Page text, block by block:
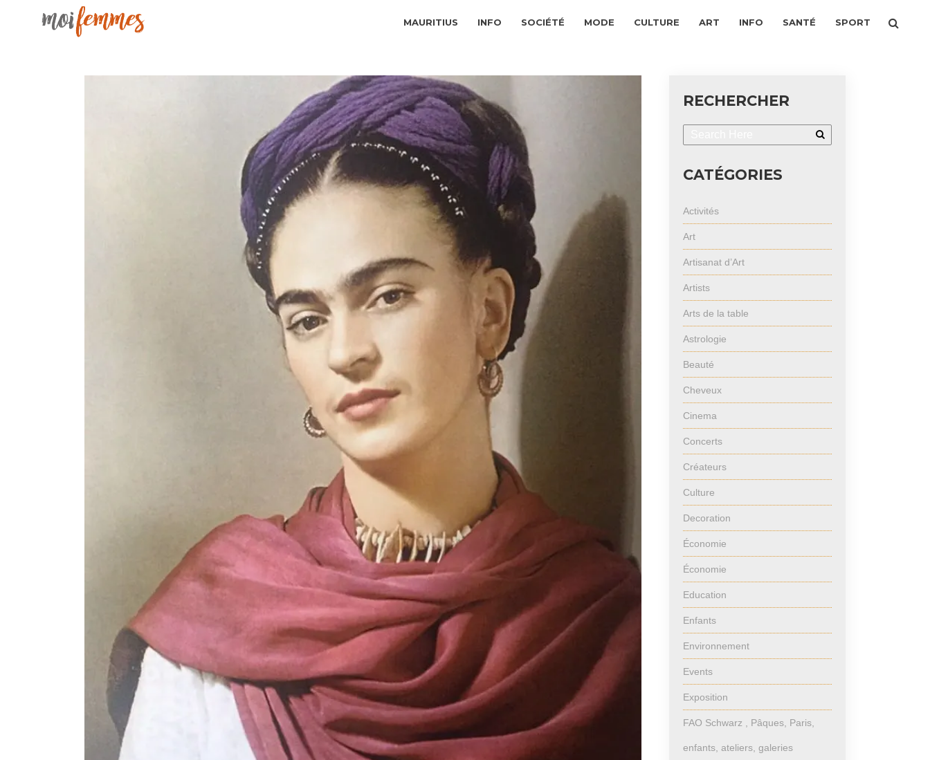
MAURITIUS INFO SOCIÉTÉ MODE CULTURE ART INFO SANTÉ SPORT
RECHERCHER
CATÉGORIES
Activités
Art
Artisanat d’Art
Artists
Arts de la table
Astrologie
Beauté
Cheveux
Cinema
Concerts
Créateurs
Culture
Decoration
Économie
Économie
Education
Enfants
Environnement
Events
Exposition
FAO Schwarz , Pâques, Paris,
enfants, ateliers, galeries